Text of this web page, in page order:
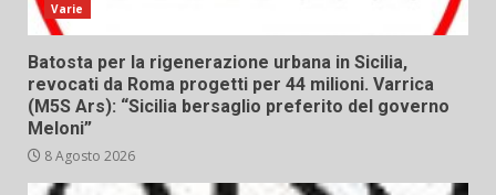
Varie
Batosta per la rigenerazione urbana in Sicilia,
revocati da Roma progetti per 44 milioni. Varrica
(M5S Ars): “Sicilia bersaglio preferito del governo
Meloni”
8 Agosto 2026